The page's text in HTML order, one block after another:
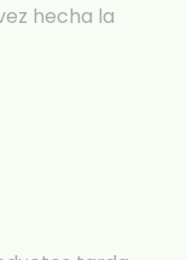
hecha la